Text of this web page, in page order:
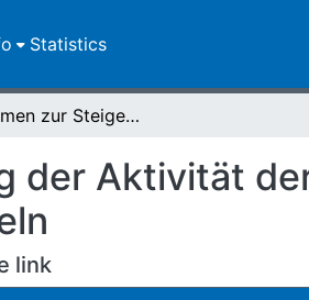
Statistics
Mechanismen zur Steigerung der Aktivität der H+-ATPase im Plasmalemma von Maiswurzeln
der Aktivität
link